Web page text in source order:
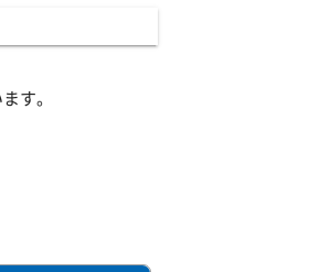
す。